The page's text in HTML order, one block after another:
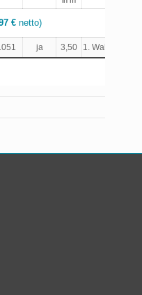
€ netto)
ja 3,50 1. Wahl